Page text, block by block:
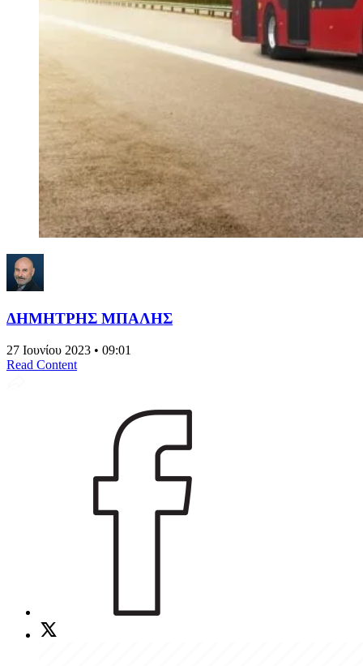
ΔΗΜΗΤΡΗΣ ΜΠΑΛΗΣ
27 Ιουνίου 2023 • 09:01
Read Content